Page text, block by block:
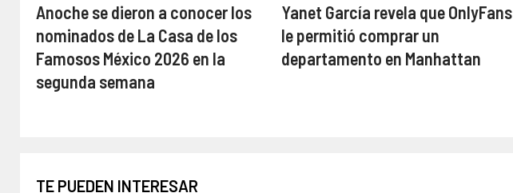
Anoche se dieron a conocer los
nominados de La Casa de los
Famosos México 2026 en la
segunda semana
Yanet García revela que OnlyFans
le permitió comprar un
departamento en Manhattan
TE PUEDEN INTERESAR